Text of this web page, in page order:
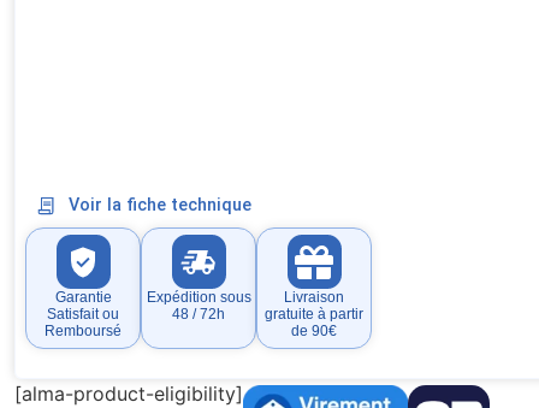
Voir la fiche technique
Garantie
Satisfait ou
Remboursé
Expédition sous
48 / 72h
Livraison
gratuite à partir
de 90€
[alma-product-eligibility]